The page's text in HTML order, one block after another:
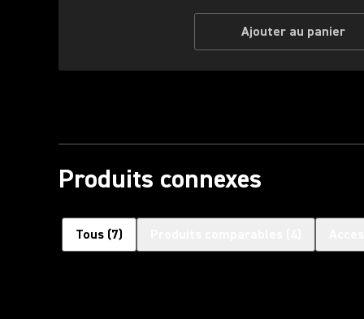
Ajouter au panier
Produits connexes
Tous (7)